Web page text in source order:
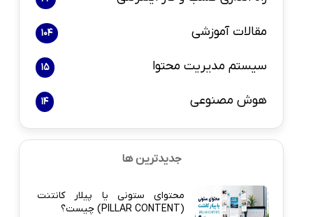
مقالات آموزشی 104
سیستم مدیریت محتوا 15
هوش مصنوعی 14
جدیدترین ها
محتوای ستونی یا پیلار کانتنت
(PILLAR CONTENT) چیست؟